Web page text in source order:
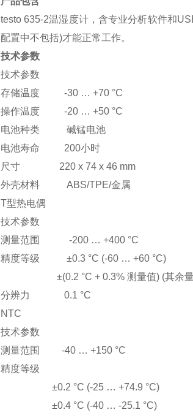
testo 635-2温湿度计，含专业分析软件和
配置中不包括)才能正常工作。
技术参数
技术参数
存储温度 -30 … +70 °C
操作温度 -20 … +50 °C
电池种类 碱锰电池
电池寿命 200小时
尺寸 220 x 74 x 46 mm
外壳材料 ABS/TPE/金属
T型热电偶
技术参数
测量范围 -200 … +400 °C
精度等级 ±0.3 °C (-60 … +60 °C)
±(0.2 °C + 0.3% 测量值) (其余量
分辨力 0.1 °C
NTC
技术参数
测量范围 -40 … +150 °C
精度等级
±0.2 °C (-25 … +74.9 °C)
±0.4 °C (-40 … -25.1 °C)